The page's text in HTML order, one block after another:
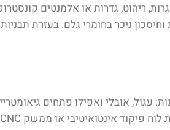
ריהוט, גדרות או אלמנטים
ניכר בחומרי גלם. בעזרת
אובלי ואפילו פתחים
לוח פיקוד אינטואיטיבי או ממשק CNC